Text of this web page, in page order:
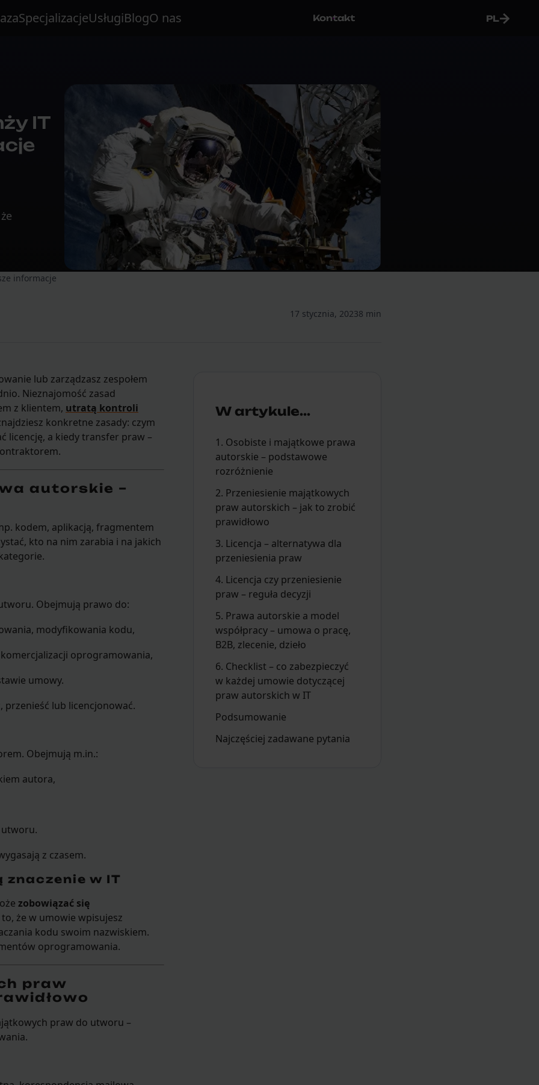
SpecjalizacjeUsługiBlogO nas Kontakt PL
IT
informacje
17 stycznia, 20238 min
lub zarządzasz zespołem
Nieznajomość zasad
z klientem, utratą kontroli
konkretne zasady: czym
licencję, a kiedy transfer praw –
autorskie –
kodem, aplikacją, fragmentem
kto na nim zarabia i na jakich
Obejmują prawo do:
modyfikowania kodu,
oprogramowania,
umowy.
przenieść lub licencjonować.
Obejmują m.in.:
autora,
z czasem.
w IT
zobowiązać się
że w umowie wpisujesz
kodu swoim nazwiskiem.
oprogramowania.
praw
praw do utworu –
W artykule...
1. Osobiste i majątkowe prawa
autorskie – podstawowe
rozróżnienie
2. Przeniesienie majątkowych
praw autorskich – jak to zrobić
prawidłowo
3. Licencja – alternatywa dla
przeniesienia praw
4. Licencja czy przeniesienie
praw – reguła decyzji
5. Prawa autorskie a model
współpracy – umowa o pracę,
B2B, zlecenie, dzieło
6. Checklist – co zabezpieczyć
w każdej umowie dotyczącej
praw autorskich w IT
Podsumowanie
Najczęściej zadawane pytania